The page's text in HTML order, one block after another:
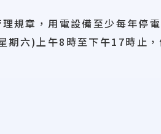
規章，用電設備至少每年停
期六)上午8 時至下午17時止